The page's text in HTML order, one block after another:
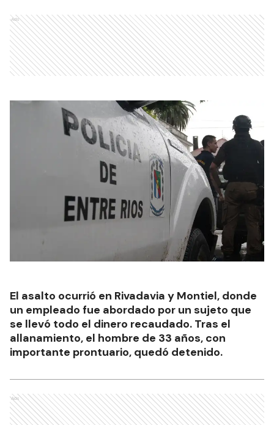
Ads
El asalto ocurrió en Rivadavia y Montiel, donde
un empleado fue abordado por un sujeto que
se llevó todo el dinero recaudado. Tras el
allanamiento, el hombre de 33 años, con
importante prontuario, quedó detenido.
Ads